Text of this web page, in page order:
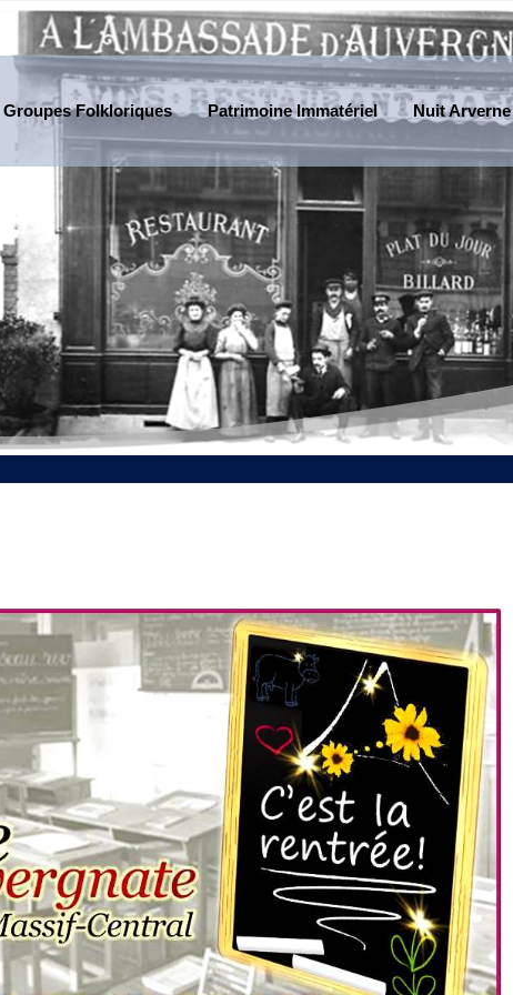
Groupes Folkloriques Patrimoine Immatériel Nuit Arverne